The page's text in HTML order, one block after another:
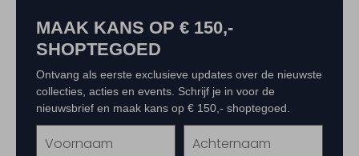
MAAK KANS OP € 150,-
SHOPTEGOED
Ontvang als eerste exclusieve updates over de nieuwste
collecties, acties en events. Schrijf je in voor de
nieuwsbrief en maak kans op € 150,- shoptegoed.